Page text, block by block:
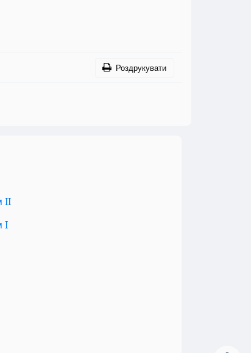
Роздрукувати
II
I